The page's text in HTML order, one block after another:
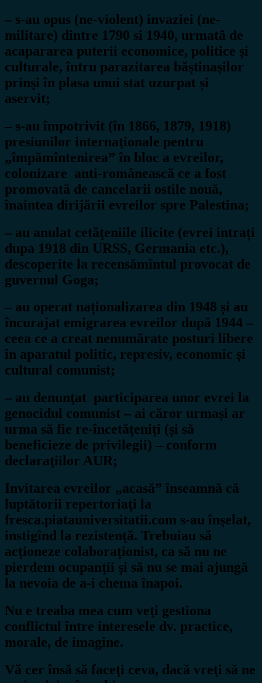
– s-au opus (ne-violent) invaziei (ne-
militare) dintre 1790 si 1940, urmată de
acapararea puterii economice, politice şi
culturale, întru parazitarea băştinaşilor
prinşi în plasa unui stat uzurpat și
aservit;
– s-au împotrivit (în 1866, 1879, 1918)
presiunilor internaţionale pentru
„împămîntenirea” în bloc a evreilor,
colonizare anti-românească ce a fost
promovată de cancelarii ostile nouă,
înaintea dirijării evreilor spre Palestina;
– au anulat cetăţeniile ilicite (evrei intrați
dupa 1918 din URSS, Germania etc.),
descoperite la recensămîntul provocat de
guvernul Goga;
– au operat naționalizarea din 1948 și au
încurajat emigrarea evreilor după 1944 –
ceea ce a creat nenumărate posturi libere
în aparatul politic, represiv, economic și
cultural comunist;
– au denunţat participarea unor evrei la
genocidul comunist – ai căror urmași ar
urma să fie re-încetățeniți (și să
beneficieze de privilegii) – conform
declaraţiilor AUR;
Invitarea evreilor „acasă” înseamnă că
luptătorii repertoriaţi la
fresca.piatauniversitatii.com s-au înşelat,
instigînd la rezistenţă. Trebuiau să
acţioneze colaboraţionist, ca să nu ne
pierdem ocupanţii şi să nu se mai ajungă
la nevoia de a-i chema înapoi.
Nu e treaba mea cum veţi gestiona
conflictul între interesele dv. practice,
morale, de imagine.
Vă cer însă să faceţi ceva, dacă vreţi să ne